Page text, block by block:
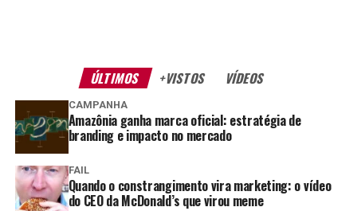
ÚLTIMOS +VISTOS VÍDEOS
CAMPANHA
Amazônia ganha marca oficial: estratégia de
branding e impacto no mercado
FAIL
Quando o constrangimento vira marketing: o vídeo
do CEO da McDonald’s que virou meme